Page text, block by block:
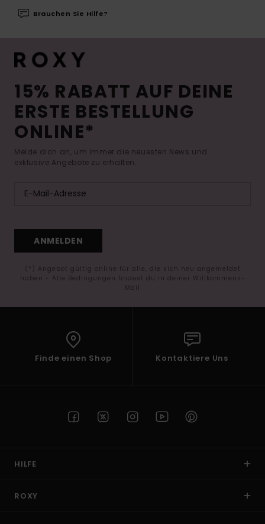
Brauchen Sie Hilfe?
15% RABATT AUF DEINE
ERSTE BESTELLUNG
ONLINE*
Melde dich an, um immer die neuesten News und
exklusive Angebote zu erhalten.
ANMELDEN
(*) Angebot gültig online für alle, die sich neu angemeldet
haben - Alle Bedingungen findest du in deiner Willkommens-
Mail
Finde einen Shop Kontaktiere Uns
HILFE
ROXY